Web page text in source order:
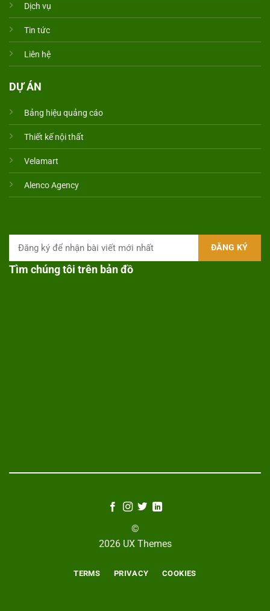
Dịch vụ
Tin tức
Liên hệ
DỰ ÁN
Bảng hiệu quảng cáo
Thiết kế nội thất
Velamart
Alenco Agency
Tìm chúng tôi trên bản đồ
©
2026 UX Themes
TERMS PRIVACY COOKIES